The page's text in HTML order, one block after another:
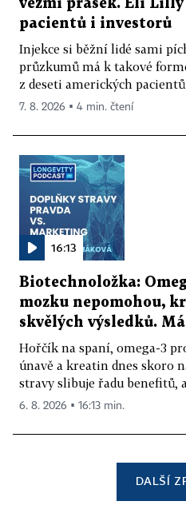
vezmi prášek. Eli
pacientů i investorů
Injekce si běžní lidé sami
průzkumů má k takové
z deseti amerických
7. 8. 2026 ▪ 4 min. čtení
16:13
Biotechnoložka:
mozku nepomohou,
skvělých výsledků.
Hořčík na spaní, omega-3
únavě a kreatin dnes skoro
stravy slibuje řadu benefitů,
6. 8. 2026 ▪ 16:13 min.
DALŠÍ